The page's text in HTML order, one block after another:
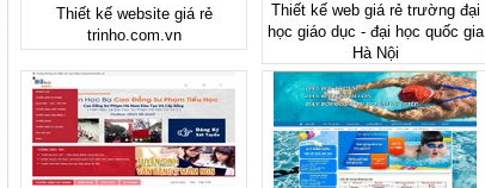
Thiết kế website giá rẻ
trinho.com.vn
Thiết kế web giá rẻ trường đại
học giáo dục - đại học quốc gia
Hà Nội